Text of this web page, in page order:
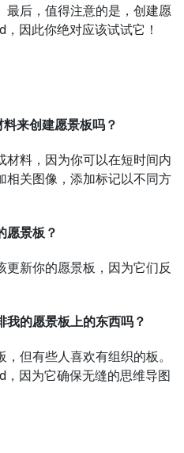
最后，值得注意的是，创建愿
因此你绝对应该试试它！
来创建愿景板吗？
材料，因为你可以在短时间内
相关图像，添加标记以不同方
愿景板？
新你的愿景板，因为它们反
的愿景板上的东西吗？
但有些人喜欢有组织的板。
因为它确保无缝的思维导图